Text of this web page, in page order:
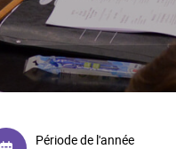
Période de l'année